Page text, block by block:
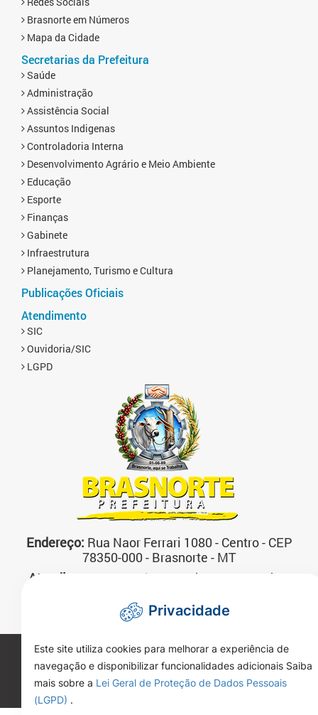
Brasnorte em Números
Mapa da Cidade
Secretarias da Prefeitura
Saúde
Administração
Assistência Social
Assuntos Indigenas
Controladoria Interna
Desenvolvimento Agrário e Meio Ambiente
Educação
Esporte
Finanças
Gabinete
Infraestrutura
Planejamento, Turismo e Cultura
Publicações Oficiais
Atendimento
SIC
Ouvidoria/SIC
LGPD
Endereço: Rua Naor Ferrari 1080 - Centro - CEP
78350-000 - Brasnorte - MT
Atendimento:
07:00 às 13:00 horas Segunda a
Telefone: (66)3592-3200
Copyright 2026. Todos os direitos reservados.
Privacidade
Este site utiliza cookies para melhorar a experiência de
navegação e disponibilizar funcionalidades adicionais Saiba
mais sobre a Lei Geral de Proteção de Dados Pessoais
(LGPD) .